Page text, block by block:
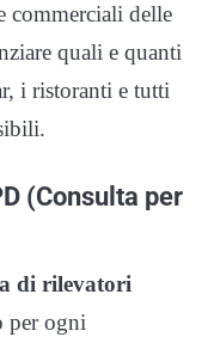
commerciali delle
quali e quanti
i ristoranti e tutti
(Consulta per
di rilevatori
per ogni